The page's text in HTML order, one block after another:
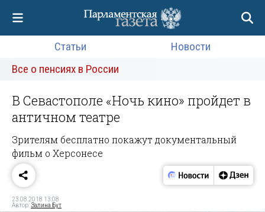
Статьи
Новости
Все о пенсиях в России
В Севастополе «Ночь кино» пройдет в
античном театре
Зрителям бесплатно покажут документальный
фильм о Херсонесе
23.08.2018 13:08
Автор:Залина Бут